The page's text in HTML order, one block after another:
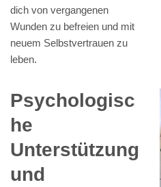
dich von vergangenen
Wunden zu befreien und mit
neuem Selbstvertrauen zu
leben.
Psychologisc
he
Unterstützung
und